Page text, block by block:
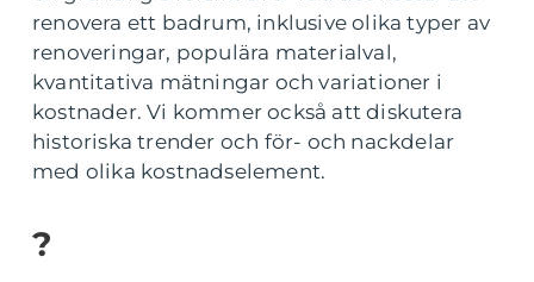
renovera ett badrum, inklusive olika typer av
renoveringar, populära materialval,
kvantitativa mätningar och variationer i
kostnader. Vi kommer också att diskutera
historiska trender och för- och nackdelar
med olika kostnadselement.
?